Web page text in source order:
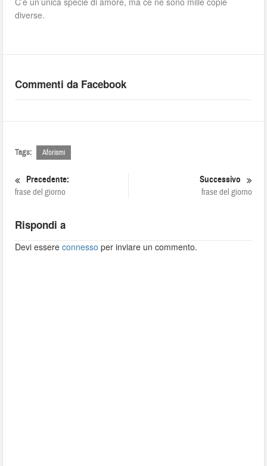
diverse.
Commenti da Facebook
Tags: Aforismi
Precedente:
frase del giorno
Successivo
frase del giorno
Rispondi a
Devi essereconnesso per inviare un commento.